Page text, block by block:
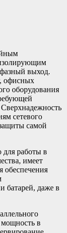
выход.
офисных
оборудования
сетевого
самой
работы в
имеет
обеспечения
батарей, даже в
в